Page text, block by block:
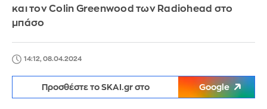
και τον Colin Greenwood των Radiohead στο
μπάσο
14:12, 08.04.2024
Προσθέστε το SKAI.gr στο Google